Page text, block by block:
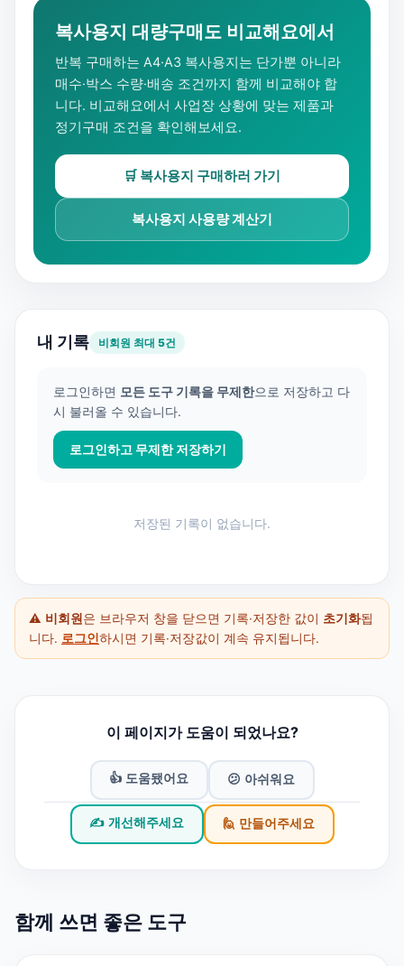
복사용지 대량구매도 비교해요에서
반복 구매하는 A4·A3 복사용지는 단가뿐 아니라
매수·박스 수량·배송 조건까지 함께 비교해야 합
니다. 비교해요에서 사업장 상황에 맞는 제품과
정기구매 조건을 확인해보세요.
🛒 복사용지 구매하러 가기
복사용지 사용량 계산기
내 기록 비회원 최대 5건
로그인하면 모든 도구 기록을 무제한으로 저장하고 다
시 불러올 수 있습니다.
로그인하고 무제한 저장하기
저장된 기록이 없습니다.
⚠️ 비회원 은 브라우저 창을 닫으면 기록·저장한 값이 초기화됩
니다. 로그인 하시면 기록·저장값이 계속 유지됩니다.
이 페이지가 도움이 되었나요?
👍 도움됐어요 😕 아쉬워요
✍️ 개선해주세요 🙋 만들어주세요
함께 쓰면 좋은 도구